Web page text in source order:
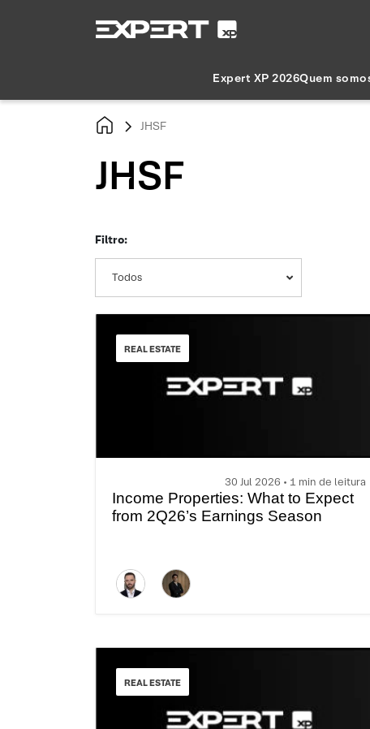
Expert XP 2026Quem
JHSF
JHSF
Filtro:
Todos
REAL ESTATE
30 Jul 2026 • 1 min de leitura
Income Properties: What to Expect
from 2Q26’s Earnings Season
REAL ESTATE